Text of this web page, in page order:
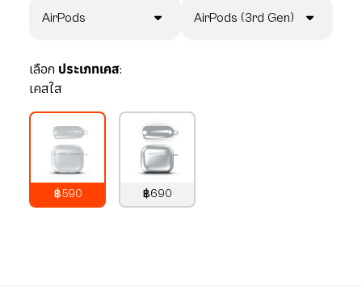
AirPods AirPods (3rd Gen)
เลือก ประเภทเคส:
เคสใส
฿590
฿690